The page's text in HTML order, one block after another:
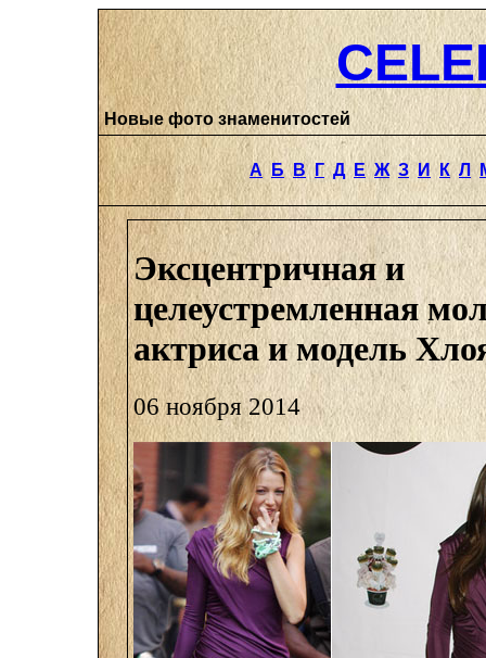
Новые фото знаменитостей
А Б В Г Д Е Ж З И К Л
Эксцентричная и
целеустремленная
актриса и модель
06 ноября 2014